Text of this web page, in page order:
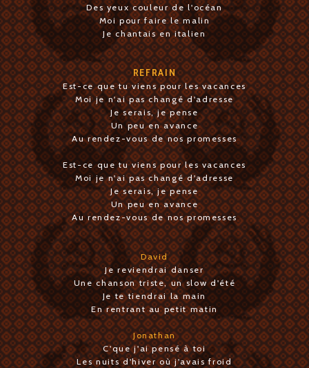
Des yeux couleur de l'océan
Moi pour faire le malin
Je chantais en italien
REFRAIN
Est-ce que tu viens pour les vacances
Moi je n'ai pas changé d'adresse
Je serais, je pense
Un peu en avance
Au rendez-vous de nos promesses
Est-ce que tu viens pour les vacances
Moi je n'ai pas changé d'adresse
Je serais, je pense
Un peu en avance
Au rendez-vous de nos promesses
David
Je reviendrai danser
Une chanson triste, un slow d'été
Je te tiendrai la main
En rentrant au petit matin
Jonathan
C'que j'ai pensé à toi
Les nuits d'hiver où j'avais froid